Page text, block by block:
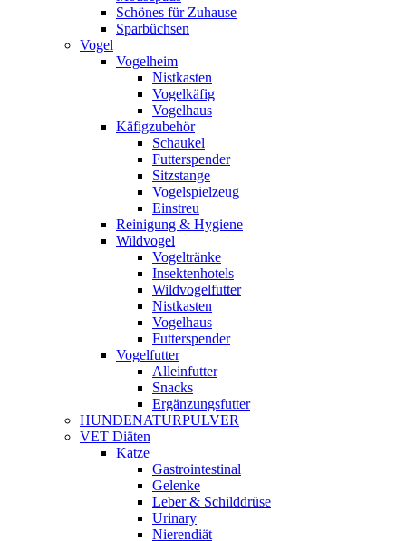
Schönes für Zuhause
Sparbüchsen
Vogel
Vogelheim
Nistkasten
Vogelkäfig
Vogelhaus
Käfigzubehör
Schaukel
Futterspender
Sitzstange
Vogelspielzeug
Einstreu
Reinigung & Hygiene
Wildvogel
Vogeltränke
Insektenhotels
Wildvogelfutter
Nistkasten
Vogelhaus
Futterspender
Vogelfutter
Alleinfutter
Snacks
Ergänzungsfutter
HUNDENATURPULVER
VET Diäten
Katze
Gastrointestinal
Gelenke
Leber & Schilddrüse
Urinary
Nierendiät